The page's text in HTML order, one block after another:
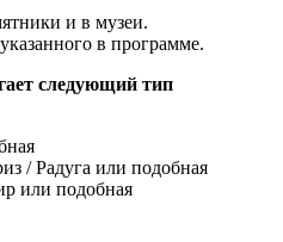
и в музеи.
в программе.
следующий тип
/ Радуга или подобная
или подобная